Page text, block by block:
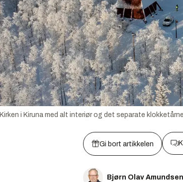
Kirken i Kiruna med alt interiør og det separate
Gi bort artikkelen
Bjørn Olav Amundsen